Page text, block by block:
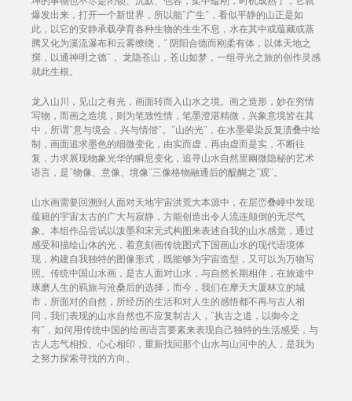
爆发出来，打开一个新世界，所以能“广生”，看似平静的山正是如
此，以它的安静承载孕育各种生物的生生不息，水在其中或蕴藏或蒸
腾又化为溪流瀑布和云雾缭绕，“ 阴阳合德而刚柔有体，以体天地之
撰，以通神明之德”， 龙隐苍山，苍山如梦，一组寻光之旅的创作灵感
就此生根。
龙入山川，见山之有光，画面转而入山水之境。画之造形，妙在穷情
写物，而画之造境，则为笔致性情，笔墨澄湛精微，兴象意境皆在其
中，所谓“意与境会，兴与情偕”。“山的光”，在水墨晕染反复渍叠中绘
制，画面追求墨色的细微变化，由实而虚，再由虚而是实，不断往
复，力求展现物象光华的瞬息变化，追寻山水自然里幽微隐秘的艺术
语言，是“物像、意像、境像”三像格物融通后的醍醐之“观”。
山水画需要回溯到人面对天地宇宙洪荒大本源中，在层峦叠嶂中发现
蕴籍的宇宙太古的广大与寂静，方能创造出令人流连颠倒的无尽气
象。本组作品尝试以泼墨和宋元式构图来表述自我的山水感觉，通过
感受和描绘山体的光，着意刻画传统图式下国画山水的现代语境体
现，构建自我独特的图像形式，既能够为宇宙造型，又可以为万物写
照。传统中国山水画，是古人面对山水，与自然长期相伴，在旅途中
琢磨人生的羁旅与沧桑后的选择，而今，我们在摩天大厦林立的城
市，所面对的自然，所经历的生活和对人生的感悟都不再与古人相
同，我们表现的山水自然也不应复制古人，“执古之道，以御今之
有”，如何用传统中国的绘画语言要素来表现自己独特的生活感受，与
古人志气相投、心心相印，重新找回那个山水与山河中的人，是我为
之努力探索寻找的方向。